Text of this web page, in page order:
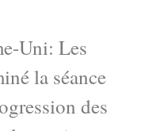
Uni: Les
la séance
des